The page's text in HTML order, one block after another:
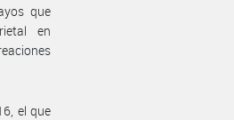
que
en
el que